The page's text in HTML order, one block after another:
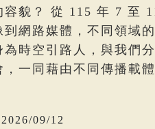
貌？ 從 115 年 7 至
網路媒體，不同領域
時空引路人，與我們
一同藉由不同傳播載
09/12